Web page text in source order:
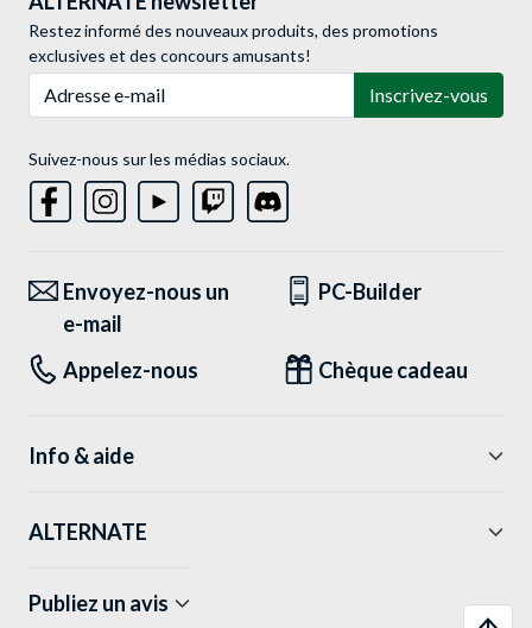
Restez informé des nouveaux produits, des promotions
exclusives et des concours amusants!
Inscrivez-vous
Suivez-nous sur les médias sociaux.
Envoyez-nous un
e-mail
PC-Builder
Appelez-nous Chèque cadeau
Info & aide
ALTERNATE
Publiez un avis